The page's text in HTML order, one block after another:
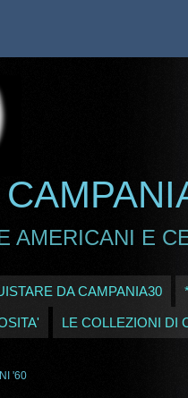
AMERICANI E
DA CAMPANIA30
LE COLLEZIONI DI
'60